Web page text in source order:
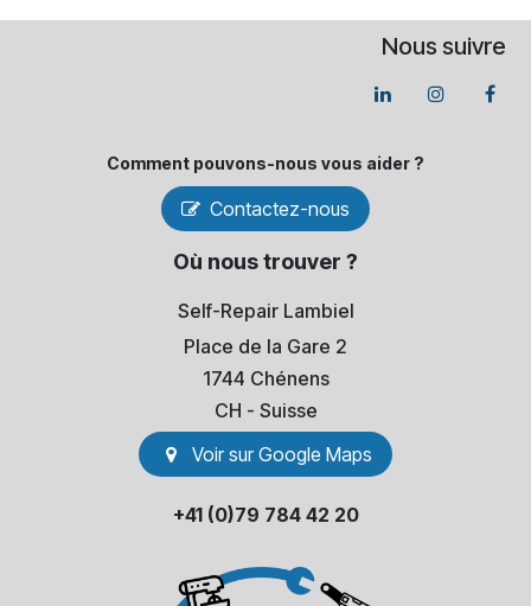
Nous suivre
Comment pouvons-​nous vous aider ?
Contactez-nous
Où nous trouver ?
Self-Repair Lambiel
Place de la Gare 2
1744 Chénens
​CH - Suisse
Voir sur Go​​ogle Maps
+41 (0)79 784 42 20